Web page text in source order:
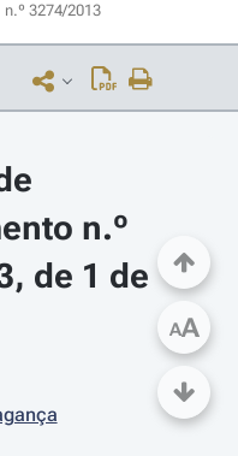
3274/2013
n.º
de 1 de
AA